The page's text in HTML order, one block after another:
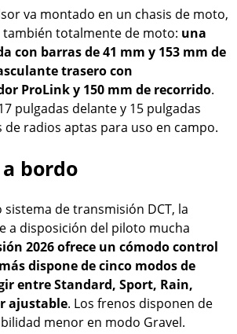
va montado en un chasis de moto,
también totalmente de moto: una
con barras de 41 mm y 153 mm de
trasero con
ProLink y 150 mm de recorrido.
pulgadas delante y 15 pulgadas
de radios aptas para uso en campo.
bordo
de transmisión DCT, la
a disposición del piloto mucha
2026 ofrece un cómodo control
dispone de cinco modos de
entre Standard, Sport, Rain,
ajustable. Los frenos disponen de
menor en modo Gravel.